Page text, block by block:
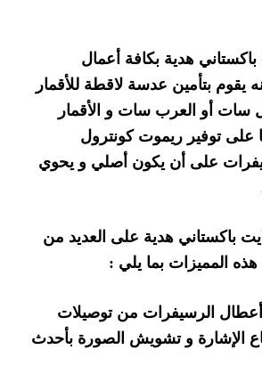
هدية بكافة أعمال
يقوم بتأمين عدسة لاقطة للأقمار
سات أو العرب سات و الأقمار
على توفير ريموت كونترول
على أن يكون أصلي و يحوي
باكستاني هدية على العديد من
هذه المميزات بما يلي :
الرسيفرات من توصيلات
الإشارة و تشويش الصورة بأحدث